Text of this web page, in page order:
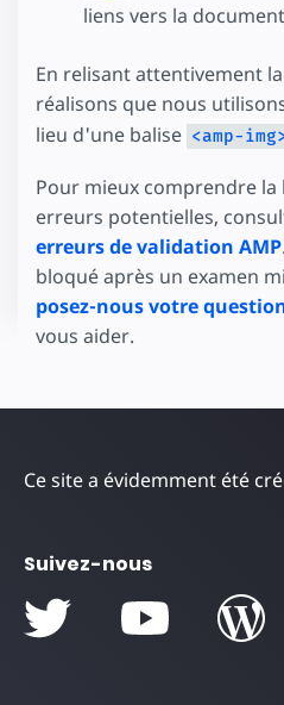
liens vers la
En relisant attentivement
réalisons que nous
lieu d'une balise <amp-
Pour mieux comprendre la
erreurs potentielles,
erreurs de validation AMP
bloqué après un examen
posez-nous votre
vous aider.
Ce site a évidemment été
Suivez-nous